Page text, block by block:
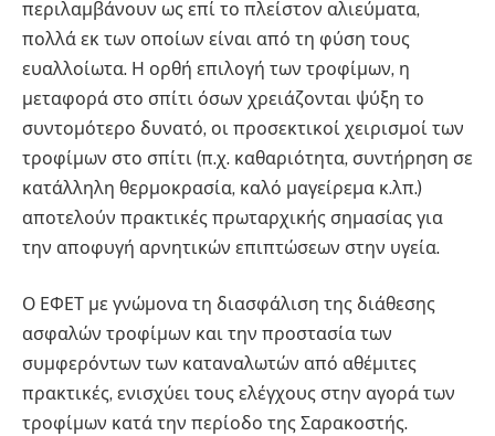
περιλαμβάνουν ως επί το πλείστον αλιεύματα,
πολλά εκ των οποίων είναι από τη φύση τους
ευαλλοίωτα. Η ορθή επιλογή των τροφίμων, η
μεταφορά στο σπίτι όσων χρειάζονται ψύξη το
συντομότερο δυνατό, οι προσεκτικοί χειρισμοί των
τροφίμων στο σπίτι (π.χ. καθαριότητα, συντήρηση σε
κατάλληλη θερμοκρασία, καλό μαγείρεμα κ.λπ.)
αποτελούν πρακτικές πρωταρχικής σημασίας για
την αποφυγή αρνητικών επιπτώσεων στην υγεία.
Ο ΕΦΕΤ με γνώμονα τη διασφάλιση της διάθεσης
ασφαλών τροφίμων και την προστασία των
συμφερόντων των καταναλωτών από αθέμιτες
πρακτικές, ενισχύει τους ελέγχους στην αγορά των
τροφίμων κατά την περίοδο της Σαρακοστής.